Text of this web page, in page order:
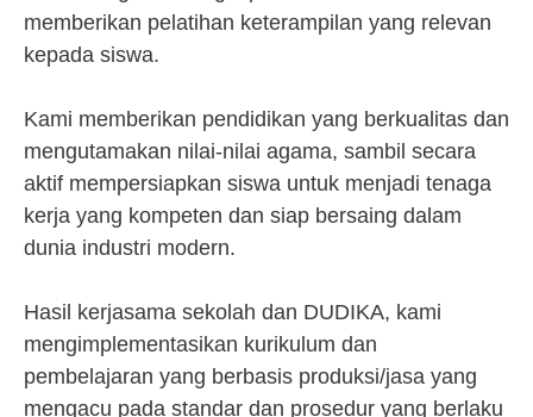
memberikan pelatihan keterampilan yang relevan
kepada siswa.
Kami memberikan pendidikan yang berkualitas dan
mengutamakan nilai-nilai agama, sambil secara
aktif mempersiapkan siswa untuk menjadi tenaga
kerja yang kompeten dan siap bersaing dalam
dunia industri modern.
Hasil kerjasama sekolah dan DUDIKA, kami
mengimplementasikan kurikulum dan
pembelajaran yang berbasis produksi/jasa yang
mengacu pada standar dan prosedur yang berlaku